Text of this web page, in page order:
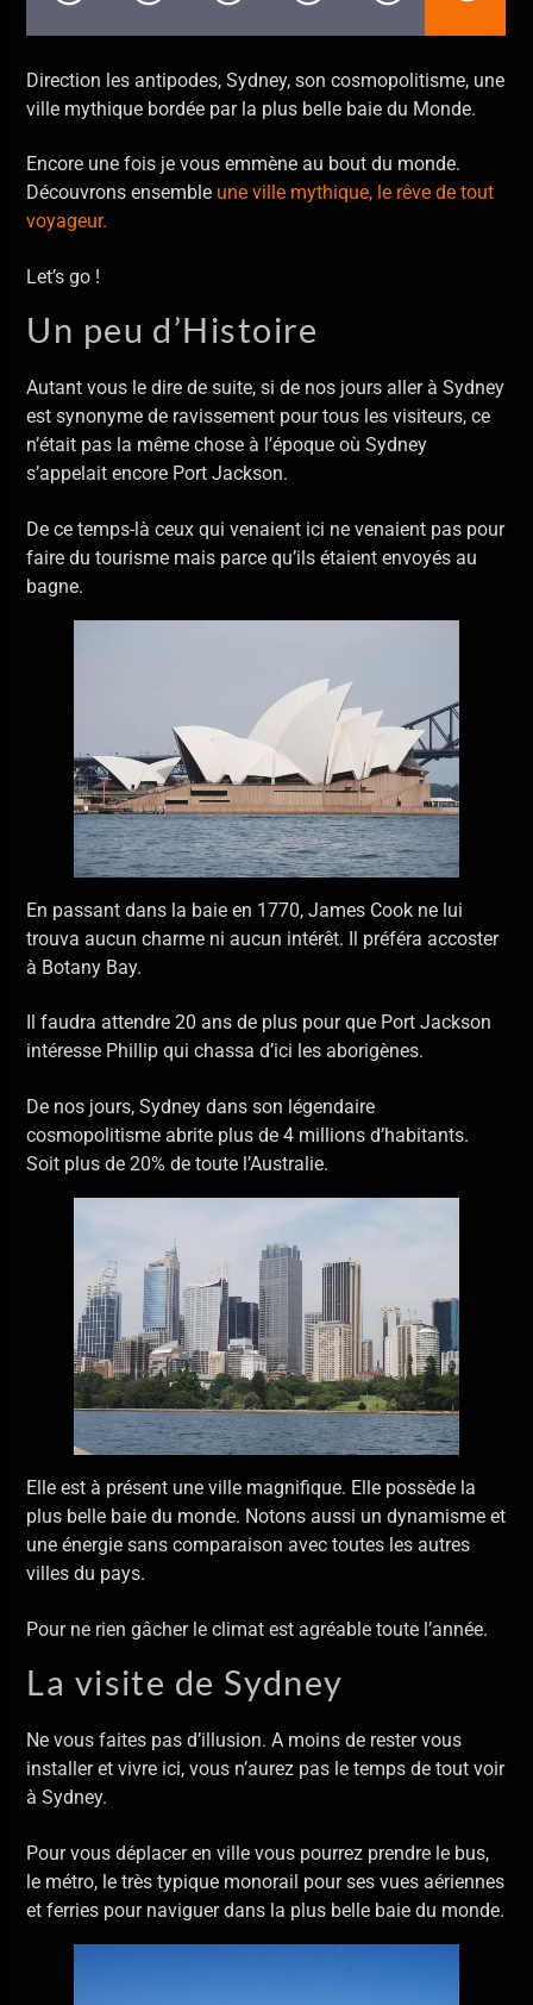
Lau Ma Al Mahaba
A Wa
Direction les antipodes, Sydney, son cosmopolitisme, une
ville mythique bordée par la plus belle baie du Monde.
Encore une fois je vous emmène au bout du monde.
Découvrons ensemble une ville mythique, le rêve de tout
voyageur.
Let’s go !
Un peu d’Histoire
Autant vous le dire de suite, si de nos jours aller à Sydney
est synonyme de ravissement pour tous les visiteurs, ce
n’était pas la même chose à l’époque où Sydney
s’appelait encore Port Jackson.
De ce temps-là ceux qui venaient ici ne venaient pas pour
faire du tourisme mais parce qu’ils étaient envoyés au
bagne.
En passant dans la baie en 1770, James Cook ne lui
trouva aucun charme ni aucun intérêt. Il préféra accoster
à Botany Bay.
Il faudra attendre 20 ans de plus pour que Port Jackson
intéresse Phillip qui chassa d’ici les aborigènes.
De nos jours, Sydney dans son légendaire
cosmopolitisme abrite plus de 4 millions d’habitants.
Soit plus de 20% de toute l’Australie.
Elle est à présent une ville magnifique. Elle possède la
plus belle baie du monde. Notons aussi un dynamisme et
une énergie sans comparaison avec toutes les autres
villes du pays.
Pour ne rien gâcher le climat est agréable toute l’année.
La visite de Sydney
Ne vous faites pas d’illusion. A moins de rester vous
installer et vivre ici, vous n’aurez pas le temps de tout voir
à Sydney.
Pour vous déplacer en ville vous pourrez prendre le bus,
le métro, le très typique monorail pour ses vues aériennes
et ferries pour naviguer dans la plus belle baie du monde.